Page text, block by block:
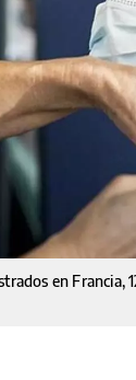
en Francia,